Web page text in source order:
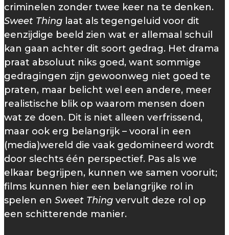
criminelen zonder twee keer na te denken.
Sweet Thing laat als tegengeluid voor dit
eenzijdige beeld zien wat er allemaal schuil
kan gaan achter dit soort gedrag. Het drama
praat absoluut niks goed, want sommige
gedragingen zijn gewoonweg niet goed te
praten, maar belicht wel een andere, meer
realistische blik op waarom mensen doen
wat ze doen. Dit is niet alleen verfrissend,
maar ook erg belangrijk – vooral in een
(media)wereld die vaak gedomineerd wordt
door slechts één perspectief. Pas als we
elkaar begrijpen, kunnen we samen vooruit;
films kunnen hier een belangrijke rol in
spelen en Sweet Thing vervult deze rol op
een schitterende manier.